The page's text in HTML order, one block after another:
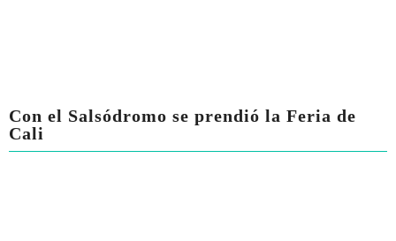
Con el Salsódromo se prendió la Feria de
Cali